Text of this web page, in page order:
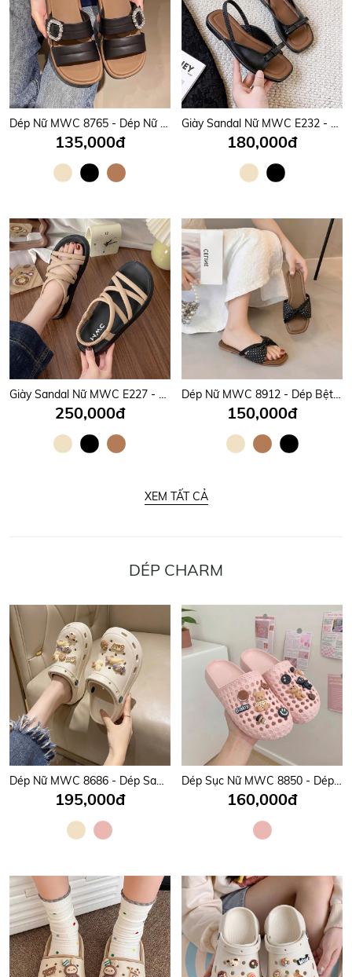
Dép Nữ MWC 8765 - Dép Nữ Quai Đôi Phối Khóa Đá Ánh Bạc Lấp Lánh Sang Trọng, Thời Trang, Êm Nhẹ, Bền Đẹp.
135,000đ
Giày Sandal Nữ MWC E232 - Sandal Nữ Quai Ngang Phối Nơ Siêu Xinh, Đi Học, Đi Chơi Êm Nhẹ, Bền Đẹp.
180,000đ
Giày Sandal Nữ MWC E227 - Sandal Nữ Quai Mảnh Chéo Thanh Lịch, Đi Học, Đi Chơi, Bền Đẹp, Thời Trang.
250,000đ
Dép Nữ MWC 8912 - Dép Bệt Nữ, Mũi Vuông Quai Nơ Bản Chấm Bi Mềm Mại, Êm Ái, Nữ Tính, Thời Trang.
150,000đ
XEM TẤT CẢ
DÉP CHARM
Dép Nữ MWC 8686 - Dép Sandal Nữ Gắn Charm Thú Cưng, Hoạt Hình Sinh Động, Cute, Êm Nhẹ, Bền Đẹp.
195,000đ
Dép Sục Nữ MWC 8850 - Dép Sục Eva Lưới Charm Gấu, Cà Phê, Hồng Pastel Ngọt Ngào, Siêu Hot.
160,000đ